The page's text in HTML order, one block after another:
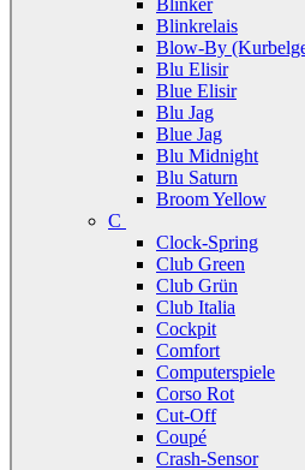
Blinker
Blinkrelais
Blow-By
Blu Elisir
Blue Elisir
Blu Jag
Blue Jag
Blu Midnight
Blu Saturn
Broom Yellow
C
Clock-Spring
Club Green
Club Grün
Club Italia
Cockpit
Comfort
Computerspiele
Corso Rot
Cut-Off
Coupé
Crash-Sensor